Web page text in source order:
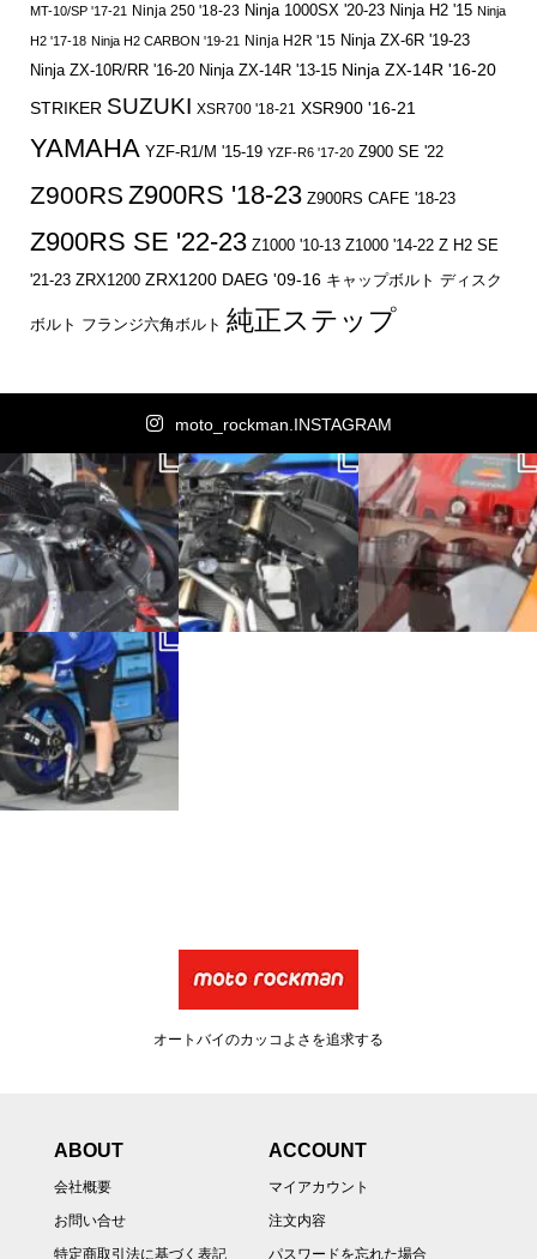
MT-10/SP '17-21 Ninja 250 '18-23 Ninja 1000SX '20-23 Ninja H2 '15 Ninja
H2 '17-18 Ninja H2 CARBON '19-21 Ninja H2R '15 Ninja ZX-6R '19-23
Ninja ZX-10R/RR '16-20 Ninja ZX-14R '13-15 Ninja ZX-14R '16-20
STRIKER SUZUKI XSR700 '18-21 XSR900 '16-21
YAMAHA YZF-R1/M '15-19 YZF-R6 '17-20 Z900 SE '22
Z900RS Z900RS '18-23 Z900RS CAFE '18-23
Z900RS SE '22-23 Z1000 '10-13 Z1000 '14-22 Z H2 SE
'21-23 ZRX1200 ZRX1200 DAEG '09-16 キャップボルト ディスク
ボルト フランジ六角ボルト 純正ステップ
moto_rockman.INSTAGRAM
オートバイのカッコよさを追求する
ABOUT
会社概要
お問い合せ
特定商取引法に基づく表記
ACCOUNT
マイアカウント
注文内容
パスワードを忘れた場合